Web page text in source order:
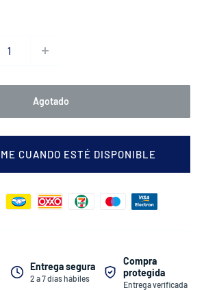
Agotado
CUANDO ESTÉ DISPONIBLE
Entrega segura
2 a 7 días hábiles
Compra
protegida
Entrega verificada